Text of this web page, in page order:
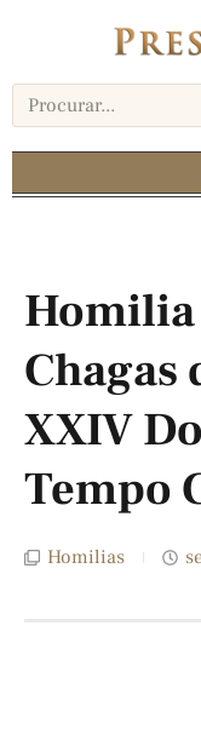
Homilia
Chagas
XXIV
Tempo
Homilias